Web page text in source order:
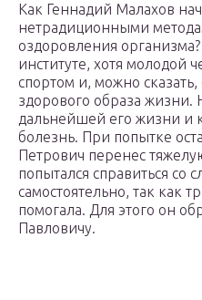
Как Геннадий Малахов
нетрадиционными
оздоровления
институте, хотя молодой
спортом и, можно
здорового образа
дальнейшей его жизни и
болезнь. При попытке
Петрович перенес
попытался справиться со
самостоятельно, так как
помогала. Для этого он
Павловичу.